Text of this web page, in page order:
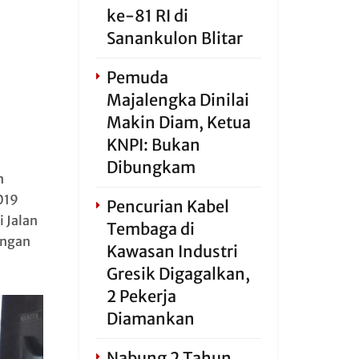
Jalan
ke-81 RI di
Sanankulon Blitar
Pemuda
Majalengka Dinilai
Makin Diam, Ketua
KNPI: Bukan
Dibungkam
Pencurian Kabel
Tembaga di
Kawasan Industri
Gresik Digagalkan,
2 Pekerja
Diamankan